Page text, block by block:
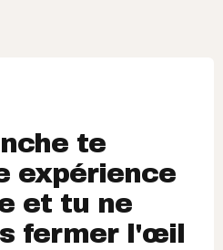
te
expérience
et tu ne
fermer l'œil